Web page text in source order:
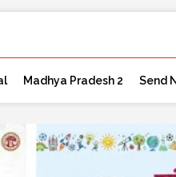
Madhya Pradesh 2 Send